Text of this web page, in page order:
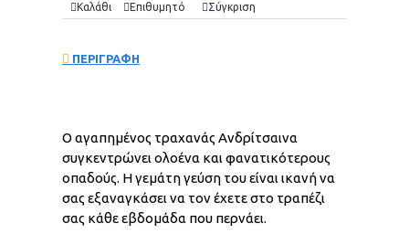
Καλάθι Επιθυμητό Σύγκριση
ΠΕΡΙΓΡΑΦΗ
Ο αγαπημένος τραχανάς Ανδρίτσαινα
συγκεντρώνει ολοένα και φανατικότερους
οπαδούς. Η γεμάτη γεύση του είναι ικανή να
σας εξαναγκάσει να τον έχετε στο τραπέζι
σας κάθε εβδομάδα που περνάει.